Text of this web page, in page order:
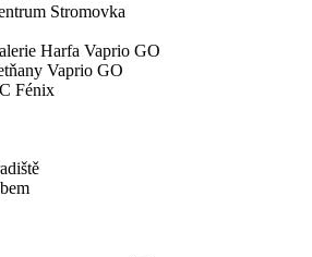
Stromovka
Harfa Vaprio GO
Vaprio GO
Fénix